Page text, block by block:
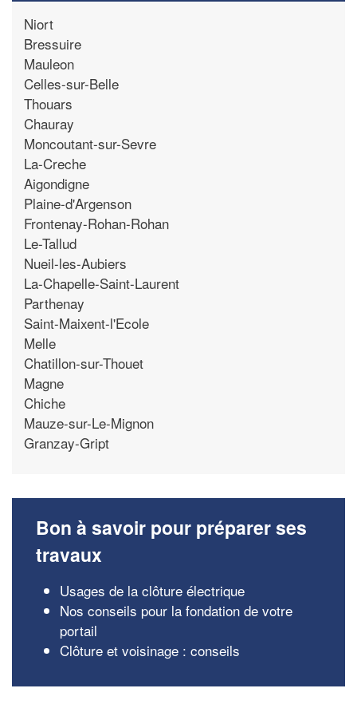
Niort
Bressuire
Mauleon
Celles-sur-Belle
Thouars
Chauray
Moncoutant-sur-Sevre
La-Creche
Aigondigne
Plaine-d'Argenson
Frontenay-Rohan-Rohan
Le-Tallud
Nueil-les-Aubiers
La-Chapelle-Saint-Laurent
Parthenay
Saint-Maixent-l'Ecole
Melle
Chatillon-sur-Thouet
Magne
Chiche
Mauze-sur-Le-Mignon
Granzay-Gript
Bon à savoir pour préparer ses
travaux
Usages de la clôture électrique
Nos conseils pour la fondation de votre
portail
Clôture et voisinage : conseils